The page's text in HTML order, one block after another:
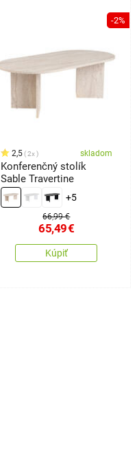
-2%
2,5 2x skladom
Konferenčný stolík
Sable Travertine
+5
66,99 €
65,49€
Kúpiť